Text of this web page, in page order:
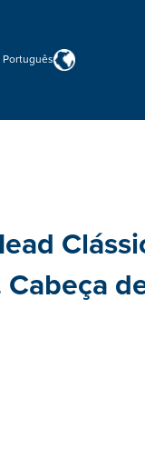
Português
Cabeça